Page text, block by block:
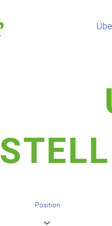
Position